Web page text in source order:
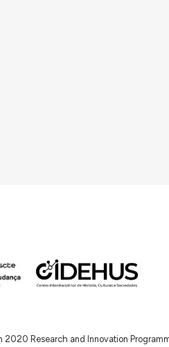
2020 Research and Innovation